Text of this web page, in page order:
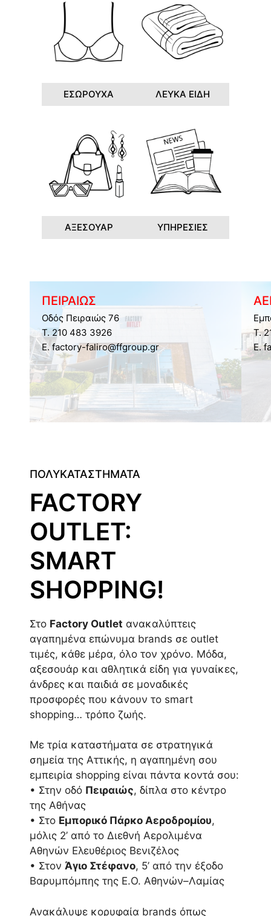
ΕΣΩΡΟΥΧΑ ΛΕΥΚΑ ΕΙΔΗ
ΑΞΕΣΟΥΑΡ ΥΠΗΡΕΣΙΕΣ
ΠΟΛΥΚΑΤΑΣΤΗΜΑΤΑ
FACTORY
OUTLET:
SMART
SHOPPING!
Στο Factory Outlet ανακαλύπτεις
αγαπημένα επώνυμα brands σε outlet
τιμές, κάθε μέρα, όλο τον χρόνο. Μόδα,
αξεσουάρ και αθλητικά είδη για γυναίκες,
άνδρες και παιδιά σε μοναδικές
προσφορές που κάνουν το smart
shopping… τρόπο ζωής.
Με τρία καταστήματα σε στρατηγικά
σημεία της Αττικής, η αγαπημένη σου
εμπειρία shopping είναι πάντα κοντά σου:
• Στην οδό Πειραιώς, δίπλα στο κέντρο
της Αθήνας
• Στο Εμπορικό Πάρκο Αεροδρομίου,
μόλις 2’ από το Διεθνή Αερολιμένα
Αθηνών Ελευθέριος Βενιζέλος
• Στον Άγιο Στέφανο, 5’ από την έξοδο
Βαρυμπόμπης της Ε.Ο. Αθηνών–Λαμίας
Ανακάλυψε κορυφαία brands όπως
ΠΕΙΡΑΙΩΣ
Οδός Πειραιώς 76
Τ. 210 483 3926
E. factory-faliro@ffgroup.gr
Τ.
E.